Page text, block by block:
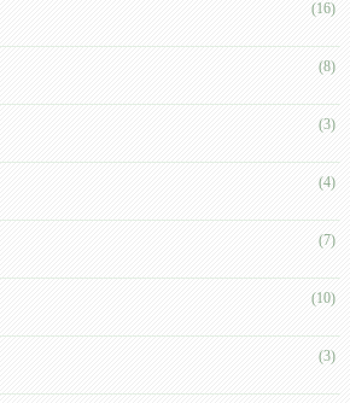
(16)
(8)
(3)
(4)
(7)
(10)
(3)